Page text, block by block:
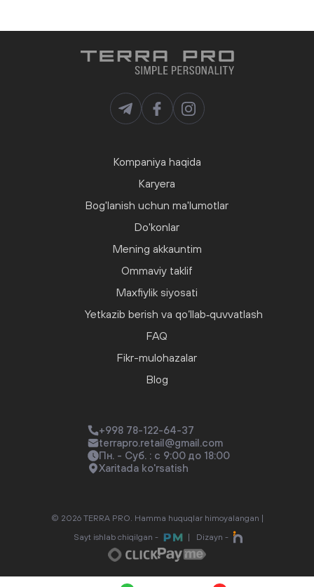
Kompaniya haqida
Karyera
Bog'lanish uchun ma'lumotlar
Do'konlar
Mening akkauntim
Ommaviy taklif
Maxfiylik siyosati
Yetkazib berish va qo‘llab‑quvvatlash
FAQ
Fikr-mulohazalar
Blog
+998 78-122-64-37
terrapro.retail@gmail.com
Пн. - Суб. : с 9:00 до 18:00
Xaritada ko'rsatish
© 2026 TERRA PRO. Hamma huquqlar himoyalangan |
Sayt ishlab chiqilgan -
Dizayn -